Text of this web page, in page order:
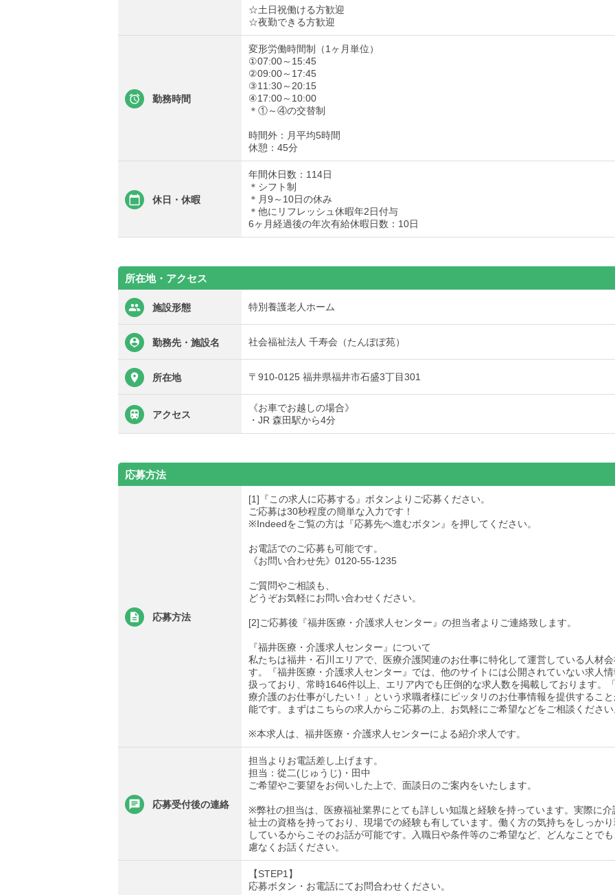
☆土日祝働ける方歓迎
☆夜勤できる方歓迎
勤務時間
変形労働時間制（1ヶ月単位）
①07:00～15:45
②09:00～17:45
③11:30～20:15
④17:00～10:00
＊①～④の交替制
時間外：月平均5時間
休憩：45分
休日・休暇
年間休日数：114日
＊シフト制
＊月9～10日の休み
＊他にリフレッシュ休暇年2日付与
6ヶ月経過後の年次有給休暇日数：10日
所在地・アクセス
施設形態 特別養護老人ホーム
勤務先・施設名 社会福祉法人 千寿会（たんぽぽ苑）
所在地 〒910-0125 福井県福井市石盛3丁目301
アクセス
《お車でお越しの場合》
・JR 森田駅から4分
応募方法
応募方法
[1]『この求人に応募する』ボタンよりご応募ください。
ご応募は30秒程度の簡単な入力です！
※Indeedをご覧の方は『応募先へ進むボタン』を押してください。
お電話でのご応募も可能です。
《お問い合わせ先》0120-55-1235
ご質問やご相談も、
どうぞお気軽にお問い合わせください。
[2]ご応募後『福井医療・介護求人センター』の担当者よりご連絡致します。
『福井医療・介護求人センター』について
私たちは福井・石川エリアで、医療介護関連のお仕事に特化して運営している人材
す。『福井医療・介護求人センター』では、他のサイトには公開されていない求人
扱っており、常時1646件以上、エリア内でも圧倒的な求人数を掲載しております。
療介護のお仕事がしたい！」という求職者様にピッタリのお仕事情報を提供するこ
能です。まずはこちらの求人からご応募の上、お気軽にご希望などをご相談くださ
※本求人は、福井医療・介護求人センターによる紹介求人です。
応募受付後の連絡
担当よりお電話差し上げます。
担当：從二(じゅうじ)・田中
ご希望やご要望をお伺いした上で、面談日のご案内をいたします。
※弊社の担当は、医療福祉業界にとても詳しい知識と経験を持っています。実際に介
祉士の資格を持っており、現場での経験も有しています。働く方の気持ちをしっか
しているからこそのお話が可能です。入職日や条件等のご希望など、どんなことで
慮なくお話ください。
【STEP1】
応募ボタン・お電話にてお問合わせください。